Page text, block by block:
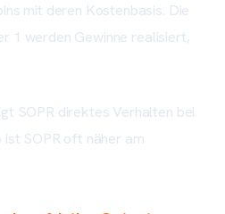
mit deren Kostenbasis. Die
1 werden Gewinne realisiert,
SOPR direktes Verhalten bei
ist SOPR oft näher am